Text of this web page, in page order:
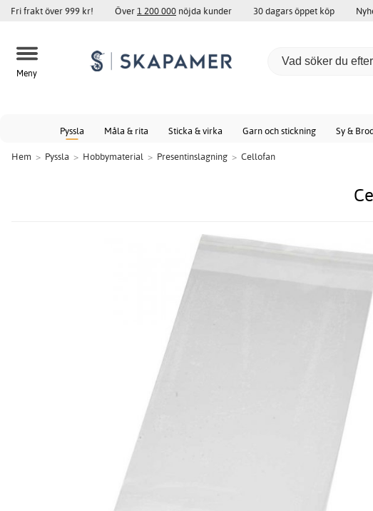
Fri frakt över 999 kr! Över1 200 000 nöjda kunder 30 dagars öppet köp
Meny
Pyssla Måla & rita Sticka & virka Garn och stickning Sy &
Hem > Pyssla > Hobbymaterial > Presentinslagning > Cellofan